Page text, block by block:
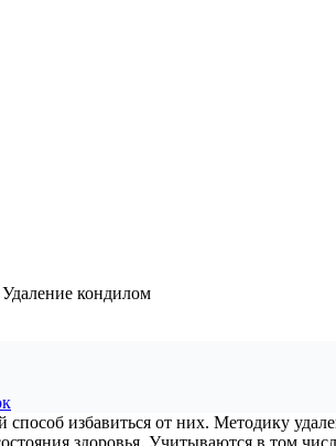
Удаление кондилом
избавиться от них. Методику
здоровья. Учитываются в том